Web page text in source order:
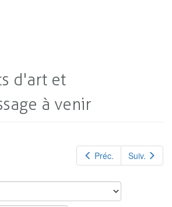
d'art et
à venir
Préc. Suiv.